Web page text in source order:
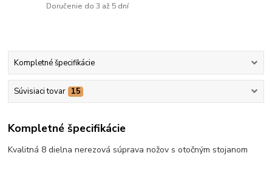
Doručenie do 3 až 5 dní
Kompletné špecifikácie
Súvisiaci tovar 15
Kompletné špecifikácie
Kvalitná 8 dielna nerezová súprava nožov s otočným stojanom